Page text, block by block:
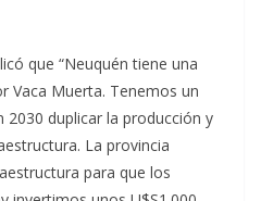
que “Neuquén tiene una
Vaca Muerta. Tenemos un
2030 duplicar la producción y
La provincia
para que los